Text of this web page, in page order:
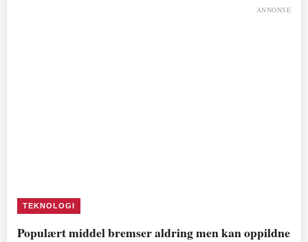
ANNONSE
TEKNOLOGI
Populært middel bremser aldring men kan oppildne